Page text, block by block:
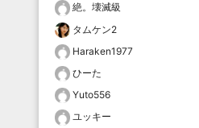
絶。壊滅級
タムケン2
Haraken1977
ひーた
Yuto556
ユッキー